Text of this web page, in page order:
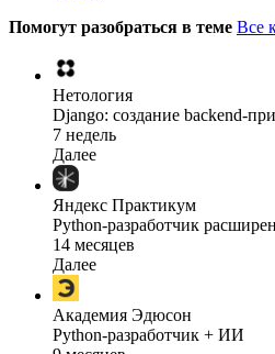
Помогут разобраться в теме Все
Нетология
Django: создание backend-
7 недель
Далее
Яндекс Практикум
Python-разработчик
14 месяцев
Далее
Академия Эдюсон
Python-разработчик + ИИ